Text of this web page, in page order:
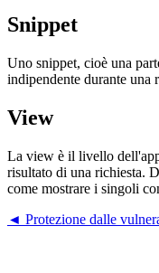
Snippet
Uno snippet, cioè una
indipendente durante una
View
La view è il livello
risultato di una richiesta.
come mostrare i singoli
◄ Protezione dalle